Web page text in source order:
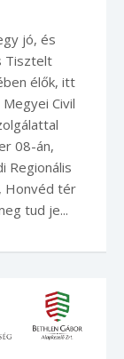
jó, és
Tisztelt
élők, itt
Civil
08-án,
Regionális
Honvéd tér
tud je...